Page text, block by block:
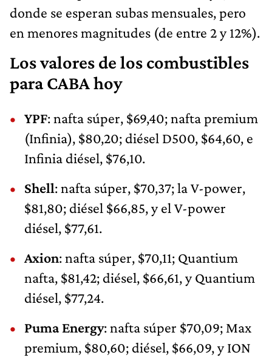
donde se esperan subas mensuales, pero
en menores magnitudes (de entre 2 y 12%).
Los valores de los combustibles
para CABA hoy
YPF: nafta súper, $69,40; nafta premium
(Infinia), $80,20; diésel D500, $64,60, e
Infinia diésel, $76,10.
Shell: nafta súper, $70,37; la V-power,
$81,80; diésel $66,85, y el V-power
diésel, $77,61.
Axion: nafta súper, $70,11; Quantium
nafta, $81,42; diésel, $66,61, y Quantium
diésel, $77,24.
Puma Energy: nafta súper $70,09; Max
premium, $80,60; diésel, $66,09, y ION